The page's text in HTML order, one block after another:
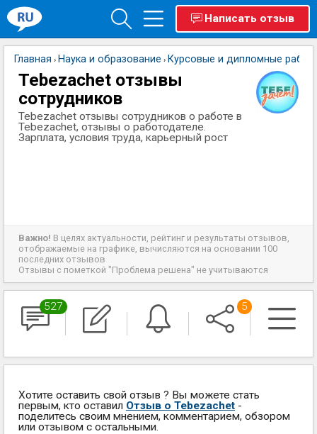
Написать отзыв
Главная › Наука и образование › Курсовые и дипломные
Tebezachet отзывы
сотрудников
Tebezachet отзывы сотрудников о работе в
Tebezachet, отзывы о работодателе.
Зарплата, условия труда, карьерный рост
Важно! В целях актуальности, рейтинг и результаты отзывов,
отображаемые на графике, вычисляются на основании 100
последних отзывов
Отзывы с пометкой "Проблема решена" не учитываются
527 5
Хотите оставить свой отзыв ? Вы можете стать
первым, кто оставил Отзыв о Tebezachet -
поделитесь своим мнением, комментарием, обзором
или отзывом с остальными.